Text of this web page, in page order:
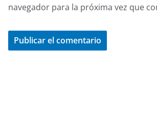
navegador para la próxima vez que